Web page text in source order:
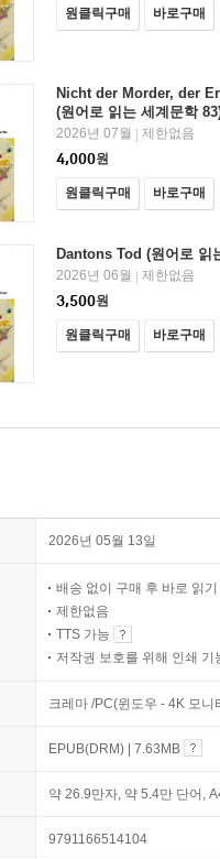
원클릭구매 바로구매
Nicht der Morder, der
(원어로 읽는 세계문학
2026년 07월 | 제한없음
4,000원
원클릭구매 바로구매
Dantons Tod (원어로 읽
2026년 06월 | 제한없음
3,500원
원클릭구매 바로구매
2026년 05월 13일
배송 없이 구매 후 바로 읽기
제한없음
TTS 가능
저작권 보호를 위해 인쇄 기
크레마 /PC(윈도우 - 4K 모
EPUB(DRM) | 7.63MB
약 26.9만자, 약 5.4만 단어,
9791166514104